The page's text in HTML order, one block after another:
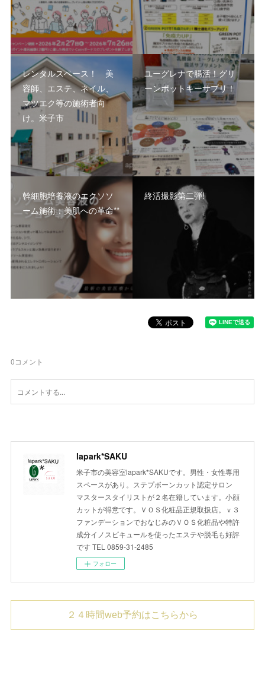
レンタルスペース！ 美
容師、エステ、ネイル、
マツエク等の施術者向
け。米子市
ユーグレナで腸活！グリ
ーンポットキーサプリ！
幹細胞培養液のエクソソ
ーム施術：美肌への革命**
終活撮影第二弾!
0コメント
lapark*SAKU
米子市の美容室lapark*SAKUです。男性・女性専用
スペースがあり。ステプボーンカット認定サロン
マスタースタイリストが２名在籍しています。小顔
カットが得意です。ＶＯＳ化粧品正規取扱店。ｖ３
ファンデーションでおなじみのＶＯＳ化粧品や特許
成分イノスピキュールを使ったエステや脱毛も好評
です TEL 0859-31-2485
フォロー
２４時間web予約はこちらから